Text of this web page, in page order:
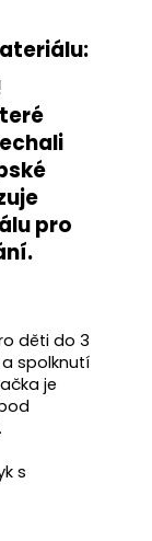
pro
.
děti do 3
spolknutí
je
s